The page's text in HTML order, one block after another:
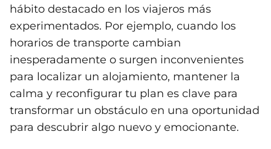
hábito destacado en los viajeros más
experimentados. Por ejemplo, cuando los
horarios de transporte cambian
inesperadamente o surgen inconvenientes
para localizar un alojamiento, mantener la
calma y reconfigurar tu plan es clave para
transformar un obstáculo en una oportunidad
para descubrir algo nuevo y emocionante.